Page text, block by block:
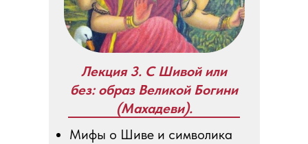
Мифы о Шиве и символика
Лекция 3. С Шивой или
без: образ Великой Богини
(Махадеви).